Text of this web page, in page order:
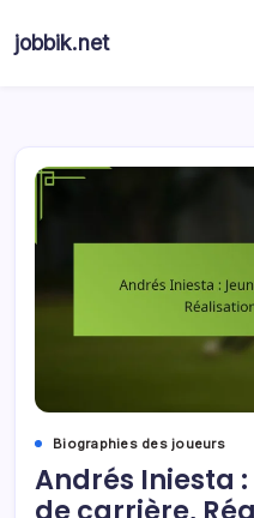
jobbik.net
Biographies des joueurs
Andrés Iniesta